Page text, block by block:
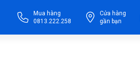
Mua hàng
0813.222.258
Cửa hàng
gần bạn